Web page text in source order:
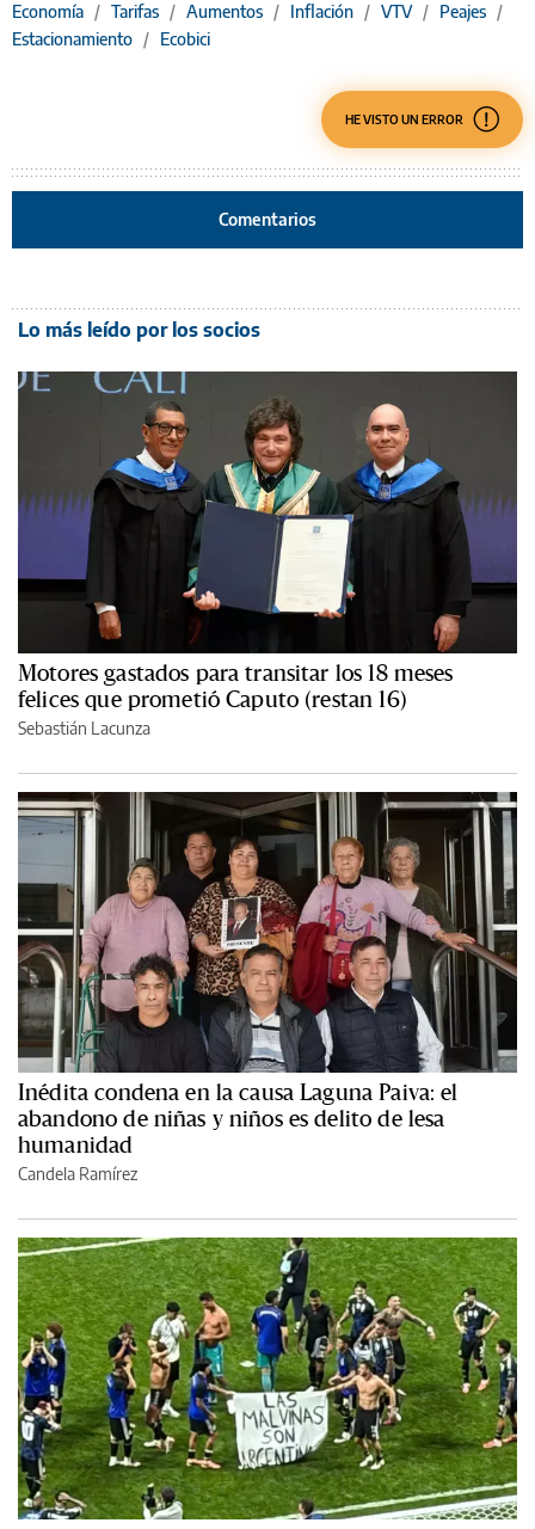
Economía / Tarifas / Aumentos / Inflación / VTV / Peajes /
Estacionamiento / Ecobici
HE VISTO UN ERROR
Comentarios
Lo más leído por los socios
Motores gastados para transitar los 18 meses
felices que prometió Caputo (restan 16)
Sebastián Lacunza
Inédita condena en la causa Laguna Paiva: el
abandono de niñas y niños es delito de lesa
humanidad
Candela Ramírez